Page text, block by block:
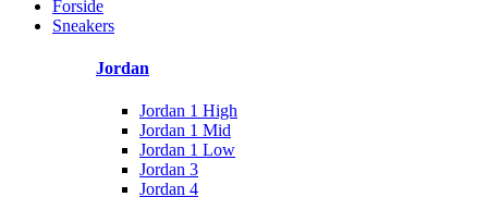
Forside
Sneakers
Jordan
Jordan 1 High
Jordan 1 Mid
Jordan 1 Low
Jordan 3
Jordan 4